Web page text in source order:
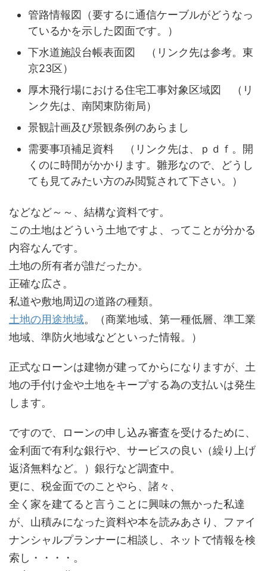
管路情報図（要するに通信ケーブルがどうなっ
ているかを示した図面です。）
下水道施設台帳表面図 （リンク先は参考。東
京23区）
厚木飛行場における住宅工事対象区域図 （リ
ンク先は、南関東防衛局）
景観計画及び景観条例のあらまし
需要事項補足資料 （リンク先は、ｐｄｆ。開
くのに時間がかかります。雛形なので、どうし
ても見てみたい方のみ閲覧されて下さい。）
などなど～～、結構な資料です。
この土地はどういう土地ですよ、ってことが分かる
内容なんです。
土地の所有者が誰だったか。
正確な広さ。
私道や敷地周辺の道路の種類。
土地の用途地域。（商業地域、第一種低層、準工業
地域、準防火地域などといった情報。）
正式なローンは建物が建ってからになりますが、土
地の手付け金や土地をキープする為の支払いは発生
します。
ですので、ローンの申し込み審査を受けるために、
金利面で有利な銀行や、サービスの良い（繰り上げ
返済無料など。）銀行など調査中。
更に、税金面でのことやら、諸々、
全く家を建てると言うことに興味の無かった私達
が、山積みになった資料や本を読みあさり、ファイ
ナンシャルプランナーに相談し、ネットで情報を検
索し・・・・。